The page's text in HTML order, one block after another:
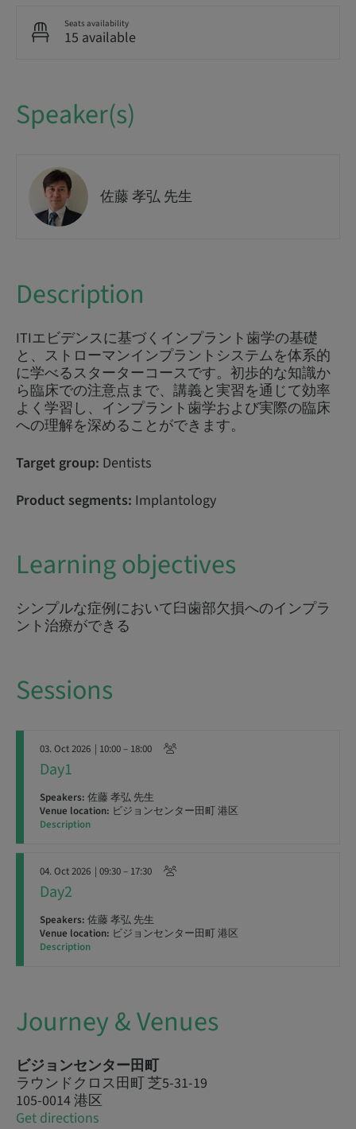
Seats availability
15 available
Speaker(s)
佐藤 孝弘 先生
Description
ITIエビデンスに基づくインプラント歯学の基礎
と、ストローマンインプラントシステムを体系的
に学べるスターターコースです。初歩的な知識か
ら臨床での注意点まで、講義と実習を通じて効率
よく学習し、インプラント歯学および実際の臨床
への理解を深めることができます。
Target group: Dentists
Product segments: Implantology
Learning objectives
シンプルな症例において臼歯部欠損へのインプラ
ント治療ができる
Sessions
03. Oct 2026 | 10:00 – 18:00
Day1
Speakers: 佐藤 孝弘 先生
Venue location: ビジョンセンター田町 港区
Description
04. Oct 2026 | 09:30 – 17:30
Day2
Speakers: 佐藤 孝弘 先生
Venue location: ビジョンセンター田町 港区
Description
Journey & Venues
ビジョンセンター田町
ラウンドクロス田町 芝5-31-19
105-0014 港区
Get directions